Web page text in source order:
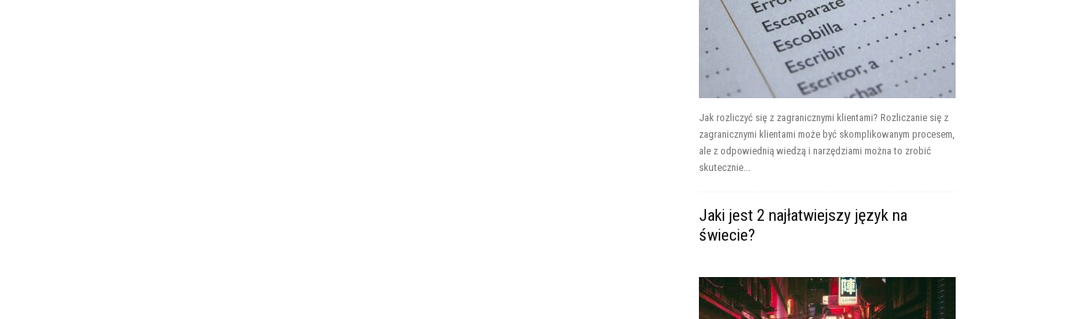
Jak rozliczyć się z zagranicznymi klientami? Rozliczanie się z
zagranicznymi klientami może być skomplikowanym procesem,
ale z odpowiednią wiedzą i narzędziami można to zrobić
skutecznie...
Jaki jest 2 najłatwiejszy język na
świecie?